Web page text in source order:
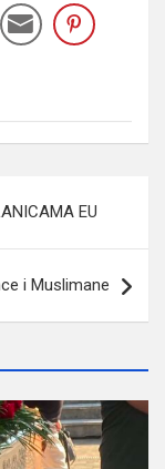
EU
i Muslimane